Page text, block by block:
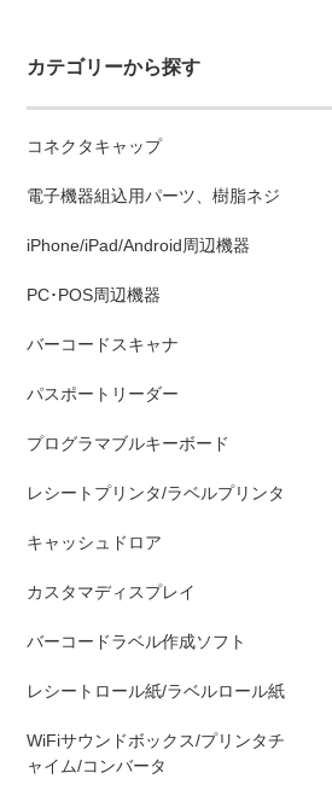
カテゴリーから探す
コネクタキャップ
電子機器組込用パーツ、樹脂ネジ
iPhone/iPad/Android周辺機器
PC･POS周辺機器
バーコードスキャナ
パスポートリーダー
プログラマブルキーボード
レシートプリンタ/ラベルプリンタ
キャッシュドロア
カスタマディスプレイ
バーコードラベル作成ソフト
レシートロール紙/ラベルロール紙
WiFiサウンドボックス/プリンタチ
ャイム/コンバータ